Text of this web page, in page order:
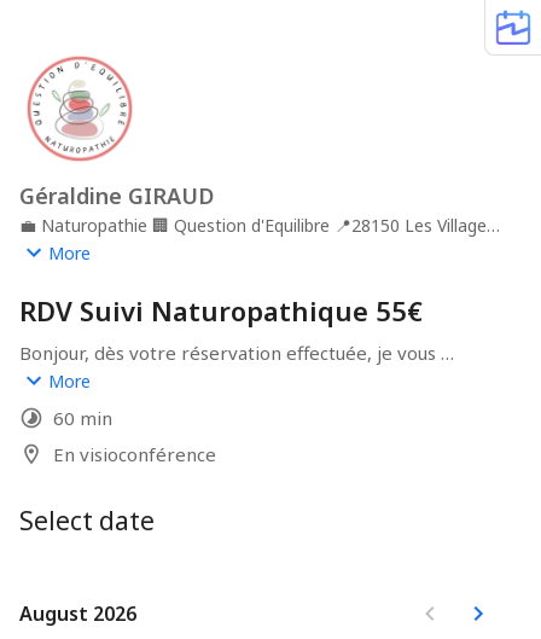
Géraldine GIRAUD
💼 Naturopathie 🏢 Question d'Equilibre 📍28150 Les Villages
Vovéens
More
RDV Suivi Naturopathique 55€
Bonjour, dès votre réservation effectuée, je vous
enverrai un lien de connexion pour notre rendez-vous
ainsi que les modalités de paiement.
More
60 min
En visioconférence
Select date
August 2026
August 2026